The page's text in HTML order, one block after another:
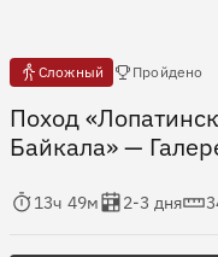
Сложный Пройдено
Поход
Байкала»—
в пути
13ч 49м
Оценка в днях
2-3 дня